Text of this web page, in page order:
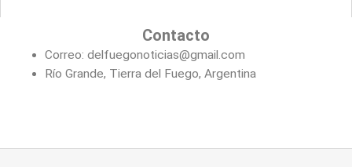
Contacto
Correo: delfuegonoticias@gmail.com
Río Grande, Tierra del Fuego, Argentina